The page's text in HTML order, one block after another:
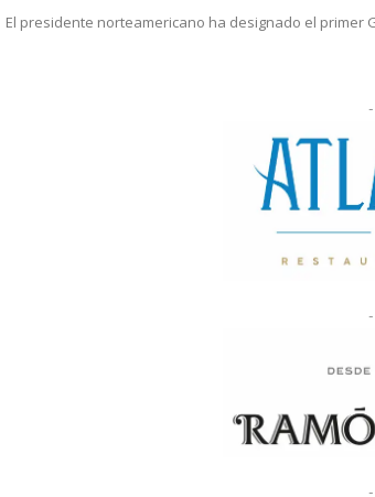
El presidente norteamericano ha designado el primer
-
-
-